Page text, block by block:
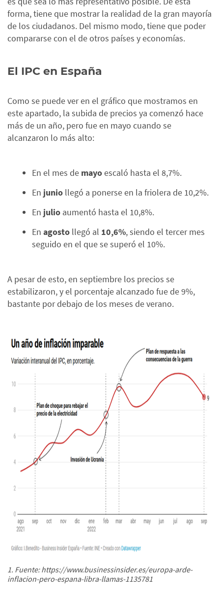
forma, tiene que mostrar la realidad de la gran mayoría
de los ciudadanos. Del mismo modo, tiene que poder
compararse con el de otros países y economías.
El IPC en España
Como se puede ver en el gráfico que mostramos en
este apartado, la subida de precios ya comenzó hace
más de un año, pero fue en mayo cuando se
alcanzaron lo más alto:
En el mes de mayoescaló hasta el 8,7%.
En junio llegó a ponerse en la friolera de 10,2%.
En julio aumentó hasta el 10,8%.
En agosto llegó al 10,6%, siendo el tercer mes
seguido en el que se superó el 10%.
A pesar de esto, en septiembre los precios se
estabilizaron, y el porcentaje alcanzado fue de 9%,
bastante por debajo de los meses de verano.
1. Fuente: https://www.businessinsider.es/europa-arde-
inflacion-pero-espana-libra-llamas-1135781